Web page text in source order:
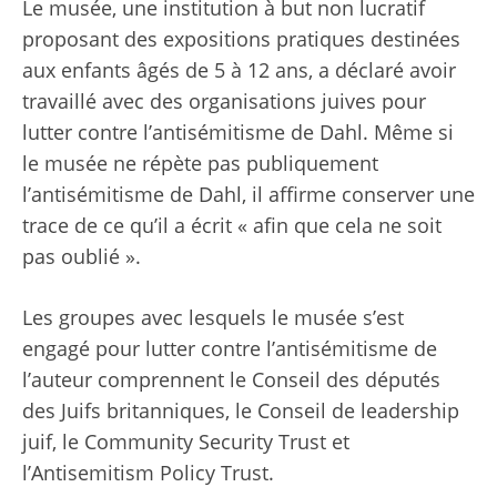
Le musée, une institution à but non lucratif
proposant des expositions pratiques destinées
aux enfants âgés de 5 à 12 ans, a déclaré avoir
travaillé avec des organisations juives pour
lutter contre l’antisémitisme de Dahl. Même si
le musée ne répète pas publiquement
l’antisémitisme de Dahl, il affirme conserver une
trace de ce qu’il a écrit « afin que cela ne soit
pas oublié ».
Les groupes avec lesquels le musée s’est
engagé pour lutter contre l’antisémitisme de
l’auteur comprennent le Conseil des députés
des Juifs britanniques, le Conseil de leadership
juif, le Community Security Trust et
l’Antisemitism Policy Trust.